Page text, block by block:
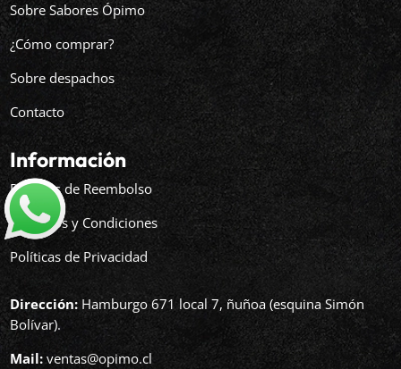
Sobre Sabores Ópimo
¿Cómo comprar?
Sobre despachos
Contacto
Información
Políticas de Reembolso
Términos y Condiciones
Políticas de Privacidad
Dirección: Hamburgo 671 local 7, ñuñoa (esquina Simón
Bolívar).
Mail: ventas@opimo.cl